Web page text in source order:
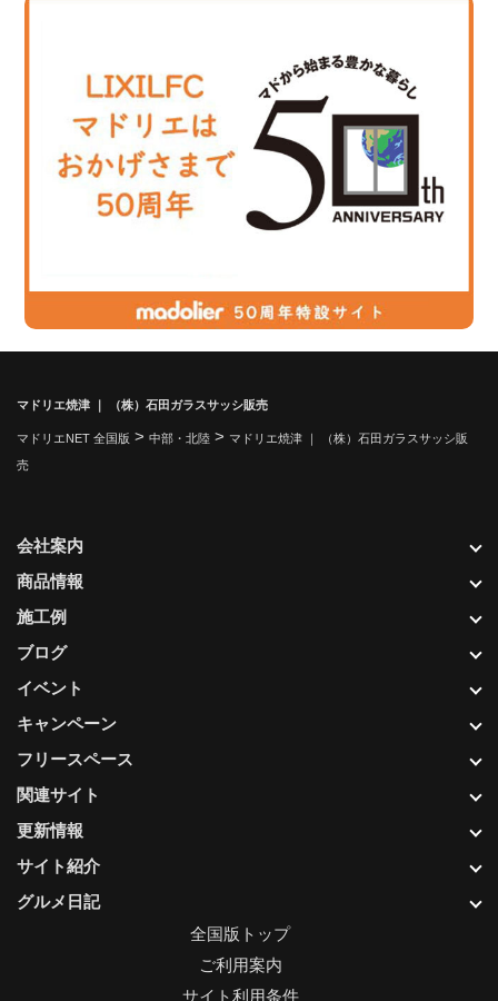
マドリエ焼津 ｜ （株）石田ガラスサッシ販売
マドリエNET 全国版 > 中部・北陸 > マドリエ焼津 ｜ （株）石田ガラスサッシ販
売
更新情報
サイト紹介
グルメ日記
会社案内
商品情報
施工例
ブログ
イベント
キャンペーン
フリースペース
関連サイト
全国版トップ
ご利用案内
サイト利用条件